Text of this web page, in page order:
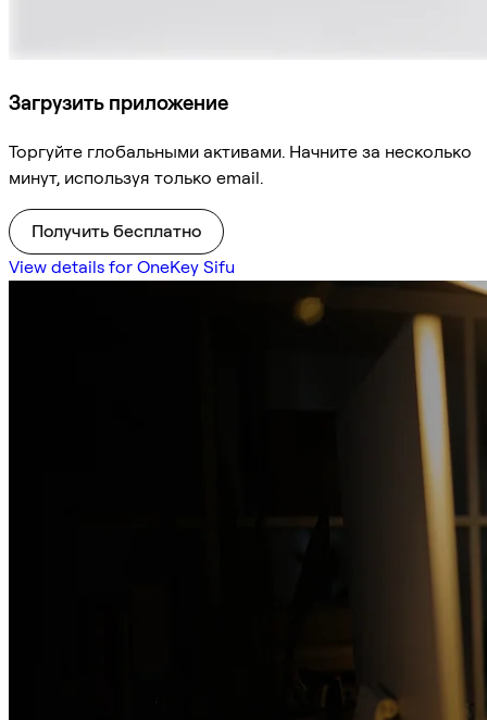
Загрузить приложение
Торгуйте глобальными активами. Начните за несколько
минут, используя только email.
Получить бесплатно
View details for OneKey Sifu